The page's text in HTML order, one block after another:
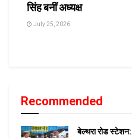
सिंह बनीं अध्यक्ष
July 25, 2026
Recommended
बेल्थरा रोड स्टेशन: